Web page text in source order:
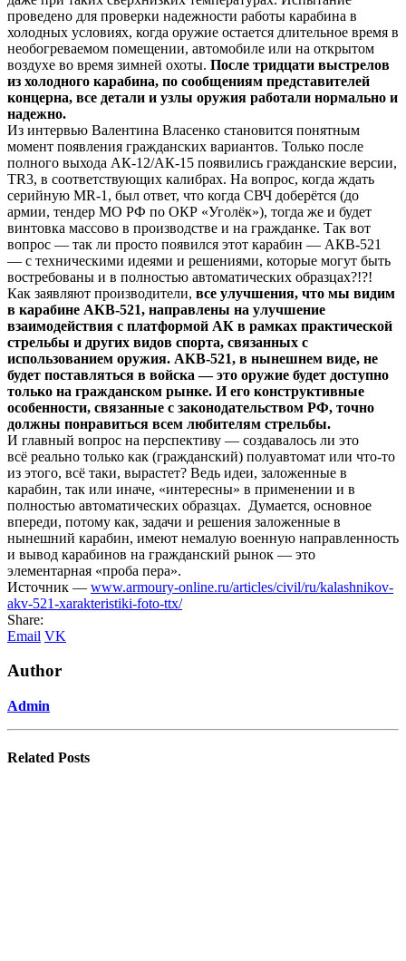
проведено для проверки надежности работы карабина в
холодных условиях, когда оружие остается длительное время в
необогреваемом помещении, автомобиле или на открытом
воздухе во время зимней охоты. После тридцати выстрелов
из холодного карабина, по сообщениям представителей
концерна, все детали и узлы оружия работали нормально и
надежно.
Из интервью Валентина Власенко становится понятным
момент появления гражданских вариантов. Только после
полного выхода АК-12/АК-15 появились гражданские версии,
TR3, в соответствующих калибрах. На вопрос, когда ждать
серийную MR-1, был ответ, что когда СВЧ доберётся (до
армии, тендер МО РФ по ОКР «Уголёк»), тогда же и будет
винтовка массово в производстве и на гражданке. Так вот
вопрос — так ли просто появился этот карабин — АКВ-521
— с техническими идеями и решениями, которые могут быть
востребованы и в полностью автоматических образцах?!?!
Как заявляют производители, все улучшения, что мы видим
в карабине АКВ-521, направлены на улучшение
взаимодействия с платформой АК в рамках практической
стрельбы и других видов спорта, связанных с
использованием оружия. АКВ-521, в нынешнем виде, не
будет поставляться в войска — это оружие будет доступно
только на гражданском рынке. И его конструктивные
особенности, связанные с законодательством РФ, точно
должны понравиться всем любителям стрельбы.
И главный вопрос на перспективу — создавалось ли это
всё реально только как (гражданский) полуавтомат или что-то
из этого, всё таки, вырастет? Ведь идеи, заложенные в
карабин, так или иначе, «интересны» в применении и в
полностью автоматических образцах. Думается, основное
впереди, потому как, задачи и решения заложенные в
нынешний карабин, имеют немалую военную направленность
и вывод карабинов на гражданский рынок — это
элементарная «проба пера».
Источник — www.armoury-online.ru/articles/civil/ru/kalashnikov-
akv-521-xarakteristiki-foto-ttx/
Share:
Email VK
Author
Admin
Related Posts